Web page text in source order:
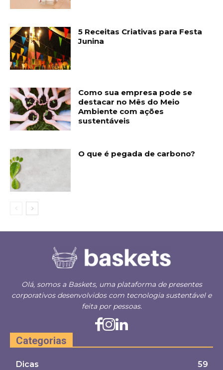
5 Receitas Criativas para Festa
Junina
Como sua empresa pode se
destacar no Mês do Meio
Ambiente com ações
sustentáveis
O que é pegada de carbono?
Olá, somos a Baskets, uma plataforma de presentes
corporativos desenvolvidos com tecnologia sustentável e
feita por pessoas.
Categorias
Dicas 59